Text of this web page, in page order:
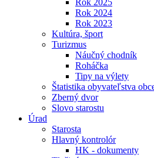
Rok 2025
Rok 2024
Rok 2023
Kultúra, šport
Turizmus
Náučný chodník
Roháčka
Tipy na výlety
Štatistika obyvateľstva
Zberný dvor
Slovo starostu
Úrad
Starosta
Hlavný kontrolór
HK - dokumenty